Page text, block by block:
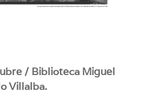
/ Biblioteca Miguel
Villalba.